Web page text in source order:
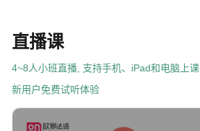
直播课
4~8人小班直播, 支持手机、iPad和电脑上课
新用户免费试听体验